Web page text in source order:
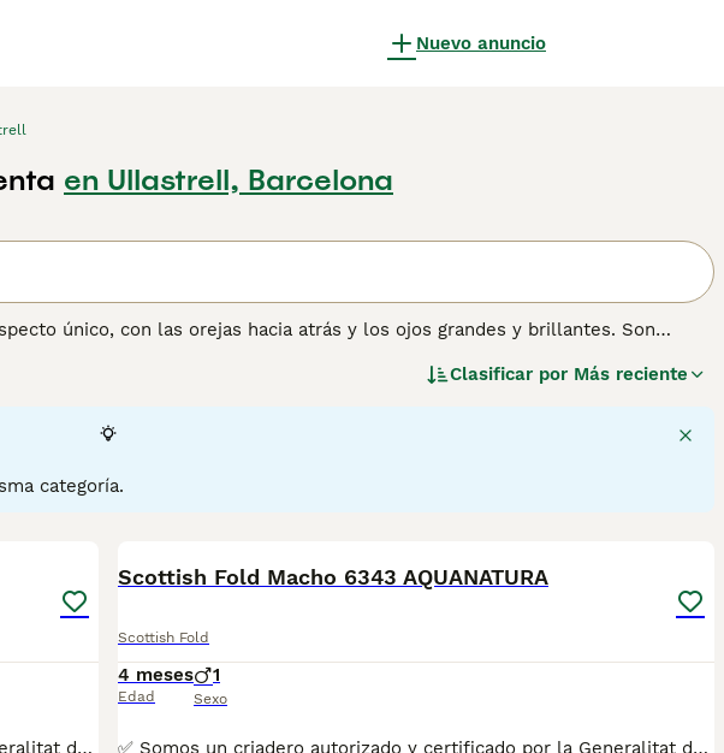
Nuevo anuncio
en Ullastrell, Barcelona
único, con las orejas hacia atrás y los ojos grandes y brillantes. Son
personas de todo el mundo, y por una buena razón: el Scottish Fold no solo
Clasificar por Más reciente
categoría.
✅ Somos un criadero autorizado y certificado por la Generalitat de Catalunya. ☎️ 933095977 📱 685878504 💻 www.aquanatura.es 🚙 Hacemos envíos Se entregan con la mayoría de sus vacunas, desparasitados interna y externamente, con microchip y su registro, cartilla sanitaria y contrato de garantías, bajo la supervisión de nuestro equipo veterinario.
Scottish Fold Macho 6343 AQUANATURA
Scottish Fold
4 meses
Edad
1
Sexo
✅ Somos un criadero autorizado y certificado por la Generalitat de Catalunya bajo el número de Núcleo Zoológico G25/00314. PARA MÁS INFORMACIÓN: ☎️ 933095977 📱 685878504 / 674320847 🐶 Programa una visita para conocerlos 💻 Más fotos y vídeos en nuestra web www.aquanatura.es 🚙 Hacemos envíos 📌 Calle Roger de Flor 45, muy cerca del Arc de Triomf de Barcelona, de Lunes a Sábados. Se entregan con sus vacunas, desparasitados interna y externamente, con microchip y su registro, cartilla sanitaria y contrato de garantías, documentación legal y factura. AQUANATURA